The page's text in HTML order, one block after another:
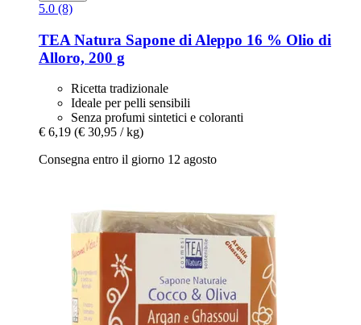
5.0 (8)
TEA Natura Sapone di Aleppo 16 % Olio di
Alloro, 200 g
Ricetta tradizionale
Ideale per pelli sensibili
Senza profumi sintetici e coloranti
€ 6,19 (€ 30,95 / kg)
Consegna entro il giorno 12 agosto